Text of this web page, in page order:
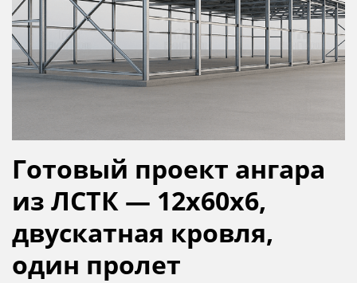
Готовый проект ангара
из ЛСТК — 12х60х6,
двускатная кровля,
один пролет